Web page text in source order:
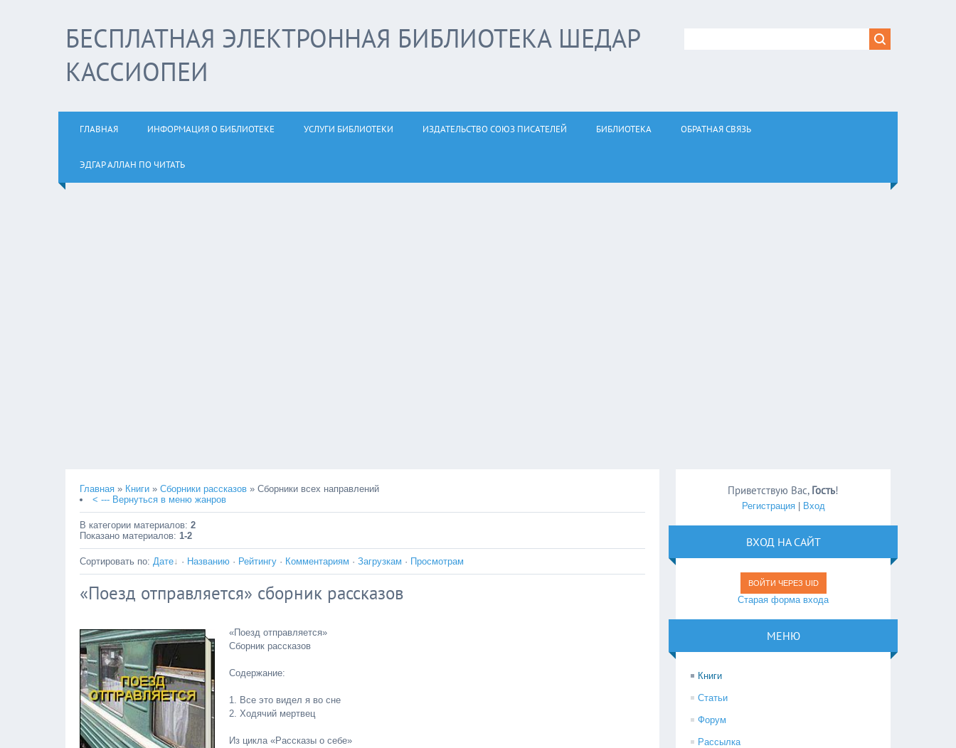
БЕСПЛАТНАЯ ЭЛЕКТРОННАЯ БИБЛИОТЕКА ШЕДАР
КАССИОПЕИ
ГЛАВНАЯ ИНФОРМАЦИЯ О БИБЛИОТЕКЕ УСЛУГИ БИБЛИОТЕКИ ИЗДАТЕЛЬСТВО СОЮЗ ПИСАТЕЛЕЙ БИБЛИОТЕКА ОБРАТНАЯ СВЯЗЬ
ЭДГАР АЛЛАН ПО ЧИТАТЬ
Главная » Книги » Сборники рассказов » Сборники всех направлений
< --- Вернуться в меню жанров
В категории материалов: 2
Показано материалов: 1-2
Сортировать по: Дате · Названию · Рейтингу · Комментариям · Загрузкам · Просмотрам
«Поезд отправляется» сборник рассказов
«Поезд отправляется»
Сборник рассказов
Содержание:
1. Все это видел я во сне
2. Ходячий мертвец
Из цикла «Рассказы о себе»
Приветствую Вас, Гость!
Регистрация| Вход
ВХОД НА САЙТ
ВОЙТИ ЧЕРЕЗ UID
Старая форма входа
МЕНЮ
Книги
Статьи
Форум
Рассылка